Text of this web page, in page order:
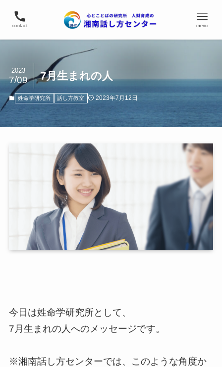
contact menu
7月生まれの人
2023
7/09
姓命学研究所 話し方教室 2023年7月12日
今日は姓命学研究所として、
7月生まれの人へのメッセージです。
※湘南話し方センターでは、このような角度か